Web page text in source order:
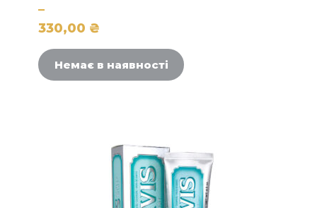
–
330,00 ₴
Діапазон
цін:
від
Немає в наявності
вибрати
на
сторінці
товару